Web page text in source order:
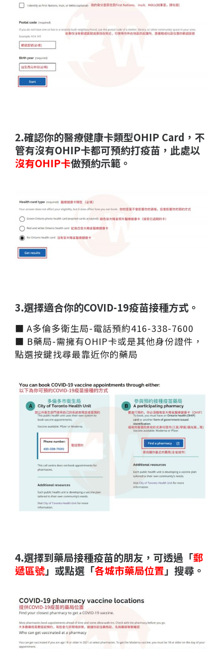
2.確認你的醫療健康卡類型OHIP Card，不
管有沒有OHIP卡都可預約打疫苗，此處以
沒有OHIP卡做預約示範。
3.選擇適合你的COVID-19疫苗接種方式。
■ A多倫多衛生局-電話預約416-338-7600
■ B藥局-需擁有OHIP卡或是其他身份證件，
點選按鍵找尋最靠近你的藥局
4.選擇到藥局接種疫苗的朋友，可透過「郵
遞區號」或點選「各城市藥局位置」搜尋。